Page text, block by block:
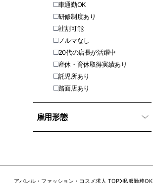
車通勤OK
研修制度あり
社割可能
ノルマなし
20代の店長が活躍中
産休・育休取得実績あり
託児所あり
路面店あり
雇用形態
アパレル・ファッション・コスメ求人 TOP 私服勤務OK